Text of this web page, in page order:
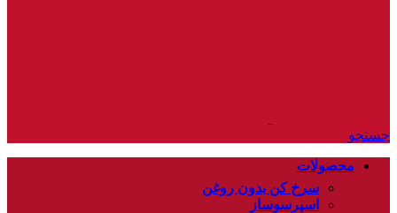
جستجو
محصولات
سرخ کن بدون روغن
اسپرسوساز